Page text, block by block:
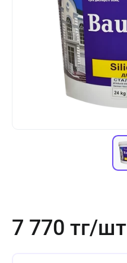
7 770 тг/шт